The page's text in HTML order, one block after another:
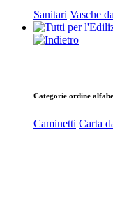
Sanitari Vasche
Categorie ordine
Caminetti Carta